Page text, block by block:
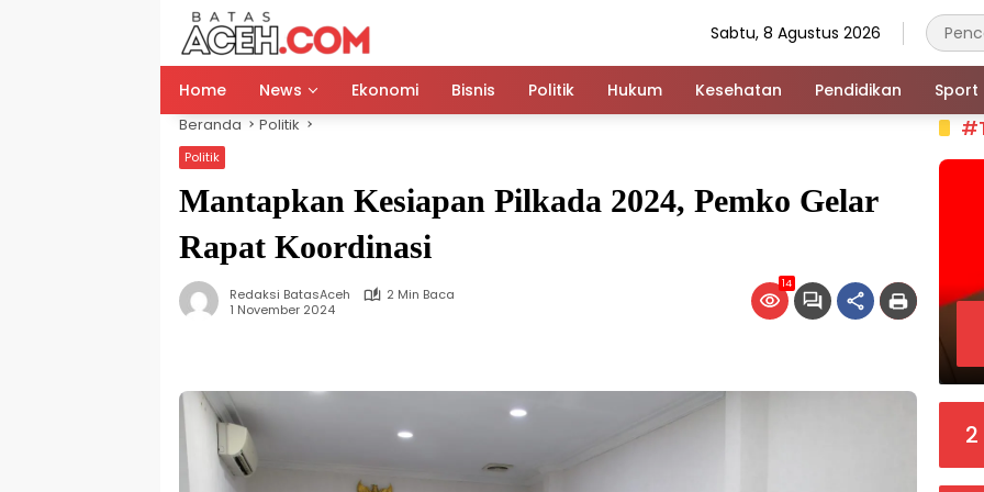
Sabtu, 8 Agustus 2026
Home News Ekonomi Bisnis Politik Hukum Kesehatan Pendidikan Sport
Beranda Politik
Politik
Mantapkan Kesiapan Pilkada 2024, Pemko Gelar
Rapat Koordinasi
Redaksi BatasAceh
2 Min Baca
1 November 2024
14
2